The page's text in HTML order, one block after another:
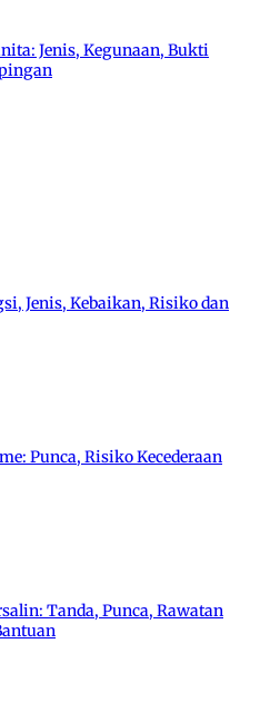
Jenis, Kegunaan, Bukti
Jenis, Kebaikan, Risiko dan
Punca, Risiko Kecederaan
Tanda, Punca, Rawatan